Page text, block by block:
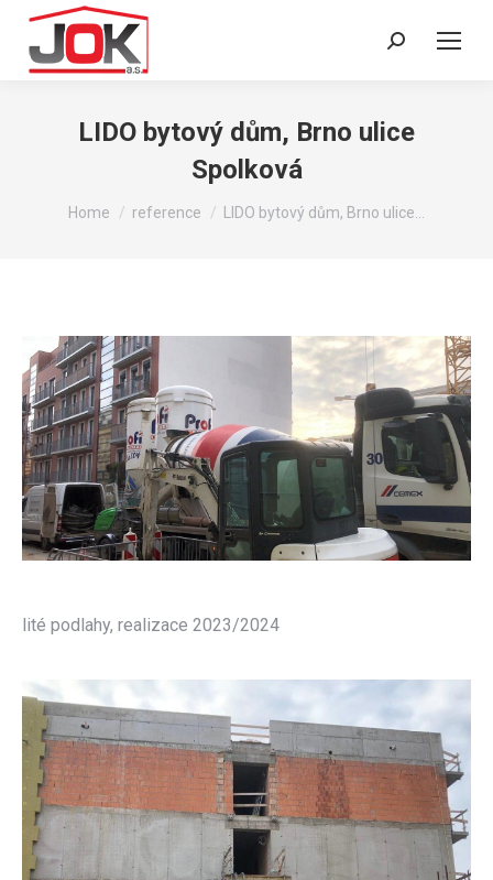
Search:
LIDO bytový dům, Brno ulice
Spolková
You are here:
Home reference LIDO bytový dům, Brno ulice…
lité podlahy, realizace 2023/2024